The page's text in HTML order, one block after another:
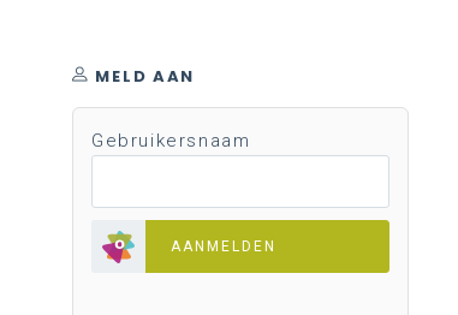
MELD AAN
Gebruikersnaam
AANMELDEN